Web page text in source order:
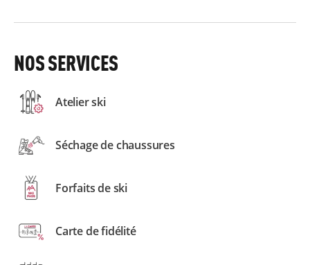
NOS SERVICES
Atelier ski
Séchage de chaussures
Forfaits de ski
Carte de fidélité